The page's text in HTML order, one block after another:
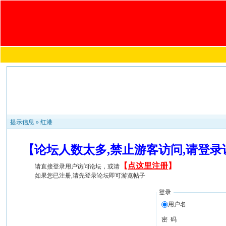
提示信息 »红港
【论坛人数太多,禁止游客访问,请登
请直接登录用户访问论坛，或请 【 点这里注册】
如果您已注册,请先登录论坛即可游览帖子
登录
用户名
密 码